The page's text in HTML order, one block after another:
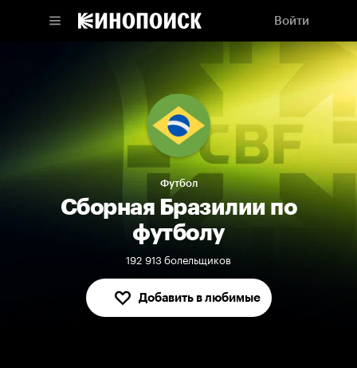
Войти
Футбол
Сборная Бразилии по
футболу
192 913 болельщиков
Добавить в любимые
В любимых